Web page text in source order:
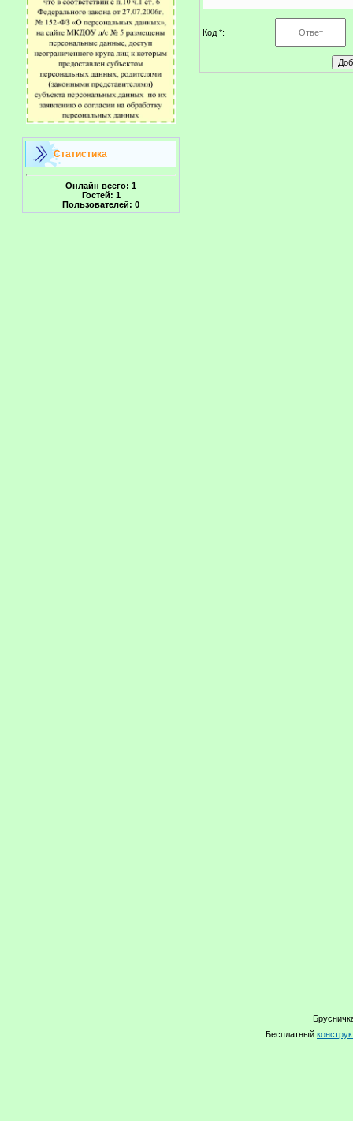
Статистика
Онлайн всего: 1
Гостей: 1
Пользователей: 0
Код *:
Бесплатный